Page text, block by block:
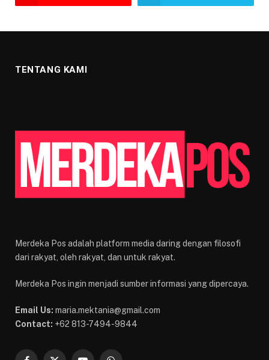
TENTANG KAMI
Merdeka Pos adalah platform media daring dengan filosofi
dari rakyat, oleh rakyat, dan untuk rakyat.
Merdeka Pos ingin menjadi sumber informasi yang dipercaya.
Email Us: maria.mektania@gmail.com
Contact: +62 813-7494-9844